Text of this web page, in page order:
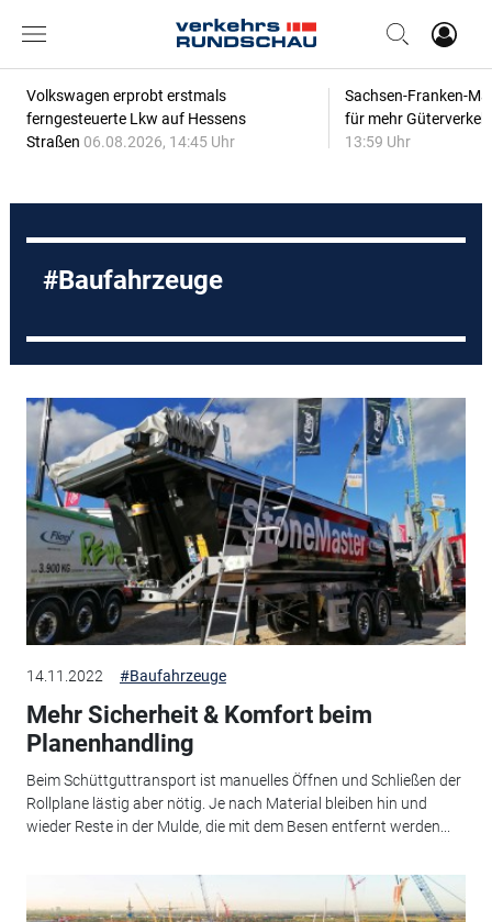
Volkswagen erprobt erstmals
ferngesteuerte Lkw auf Hessens
Straßen 06.08.2026, 14:45 Uhr
Sachsen-Franken-
für mehr
13:59 Uhr
Baufahrzeuge
14.11.2022 #Baufahrzeuge
Mehr Sicherheit & Komfort beim
Planenhandling
Beim Schüttguttransport ist manuelles Öffnen und Schließen der
Rollplane lästig aber nötig. Je nach Material bleiben hin und
wieder Reste in der Mulde, die mit dem Besen entfernt werden...